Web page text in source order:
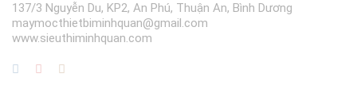
137/3 Nguyễn Du, KP2, An Phú, Thuận An, Bình Dương
maymocthietbiminhquan@gmail.com
www.sieuthiminhquan.com